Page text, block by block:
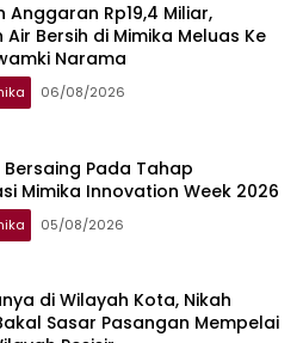
Anggaran Rp19,4 Miliar,
Bersih di Mimika Meluas Ke
Narama
06/08/2026
Bersaing Pada Tahap
Mimika Innovation Week 2026
05/08/2026
di Wilayah Kota, Nikah
Sasar Pasangan Mempelai